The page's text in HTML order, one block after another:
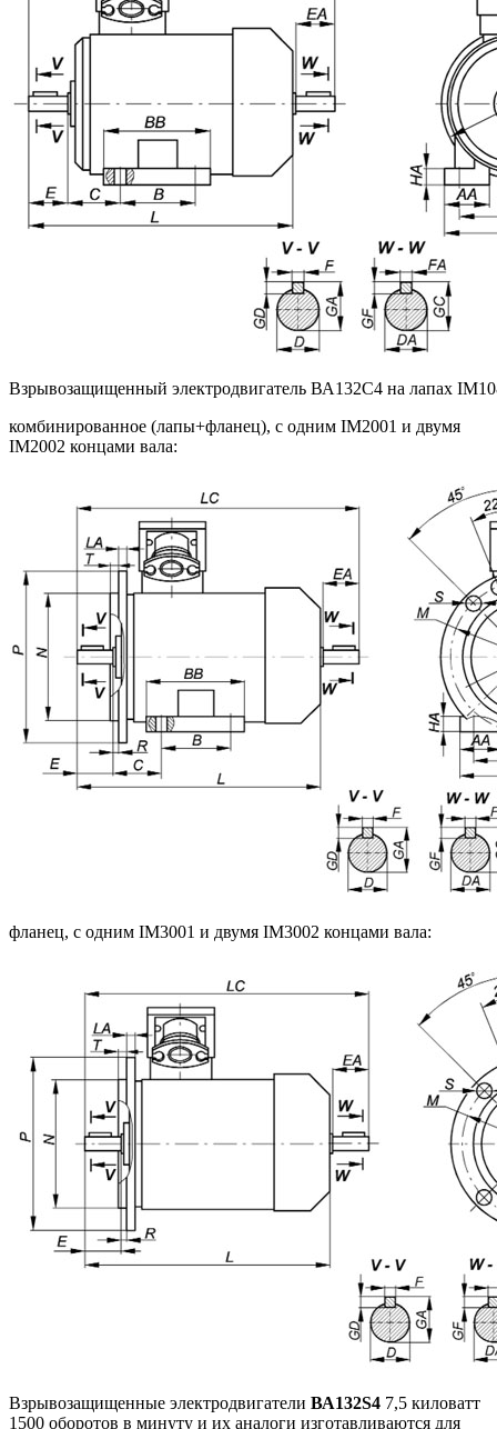
Взрывозащищенный электродвигатель ВА132С4 на лапах
комбинированное (лапы+фланец), с одним IM2001 и двумя
IM2002 концами вала:
фланец, с одним IM3001 и двумя IM3002 концами вала:
Взрывозащищенные электродвигатели ВА132S4 7,5 киловатт
1500 оборотов в минуту и их аналоги изготавливаются для